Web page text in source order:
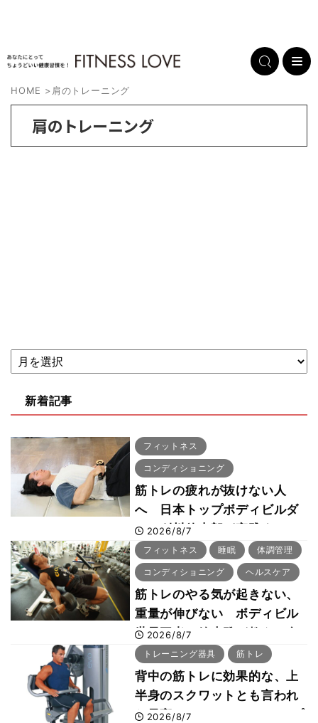
HOME > 肩のトレーニング
肩のトレーニング
新着記事
フィットネス
コンディショニング
筋トレの疲れが抜けない人
へ 日本トップボディビルダ
ー・刈川啓志郎が実践する
「回復習慣」
2026/8/7
フィットネス 睡眠 体調管理
コンディショニング ヘルスケア
筋トレのやる気が起きない、
重量が伸びない ボディビル
世界王者・鈴木雅が教える食
事・睡眠・呼吸の整え方
2026/8/7
トレーニング器具 筋トレ
背中の筋トレに効果的な、上
半身のスクワットとも言われ
た最高マシン“ノーチラス・プ
2026/8/7